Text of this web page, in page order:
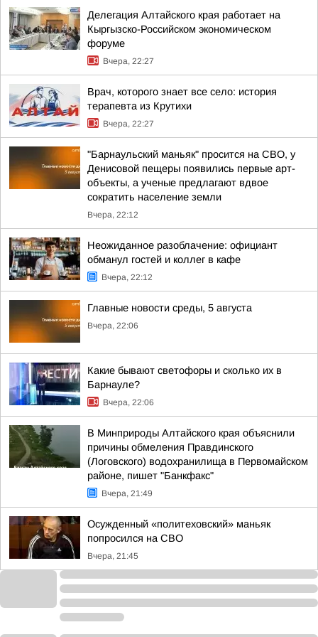
Делегация Алтайского края работает на
Кыргызско-Российском экономическом
форуме
Вчера, 22:27
Врач, которого знает все село: история
терапевта из Крутихи
Вчера, 22:27
"Барнаульский маньяк" просится на СВО, у
Денисовой пещеры появились первые арт-
объекты, а ученые предлагают вдвое
сократить население земли
Вчера, 22:12
Неожиданное разоблачение: официант
обманул гостей и коллег в кафе
Вчера, 22:12
Главные новости среды, 5 августа
Вчера, 22:06
Какие бывают светофоры и сколько их в
Барнауле?
Вчера, 22:06
В Минприроды Алтайского края объяснили
причины обмеления Правдинского
(Логовского) водохранилища в Первомайском
районе, пишет "Банкфакс"
Вчера, 21:49
Осужденный «политеховский» маньяк
попросился на СВО
Вчера, 21:45